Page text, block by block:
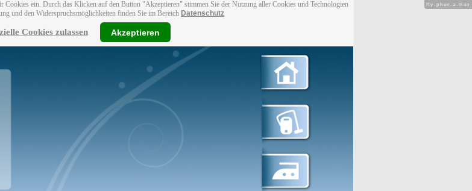
Cookies ein. Durch das Klicken auf den Button "Akzeptieren" stimmen Sie der Nutzung aller Cookies und Technologien
und den Widerspruchsmöglichkeiten finden Sie im Bereich Datenschutz
Cookies zulassen Akzeptieren
Hy-phen-a-tion